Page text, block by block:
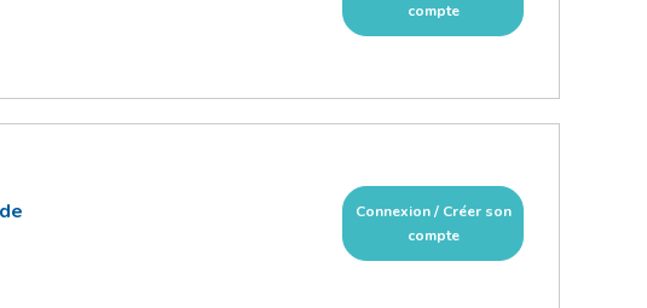
compte
Connexion / Créer son
compte